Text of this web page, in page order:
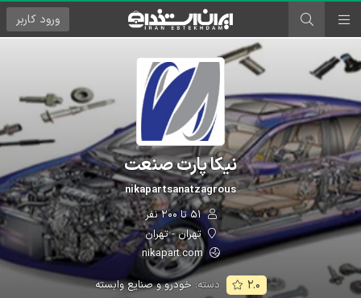
ورود کاربر
نیکا پارت صنعت
nikapartsanatzagrous
۵۱ تا ۲۰۰ نفر
تهران - تهران
nikapart.com
۲.۰ دسته: خودرو و صنایع وابسته